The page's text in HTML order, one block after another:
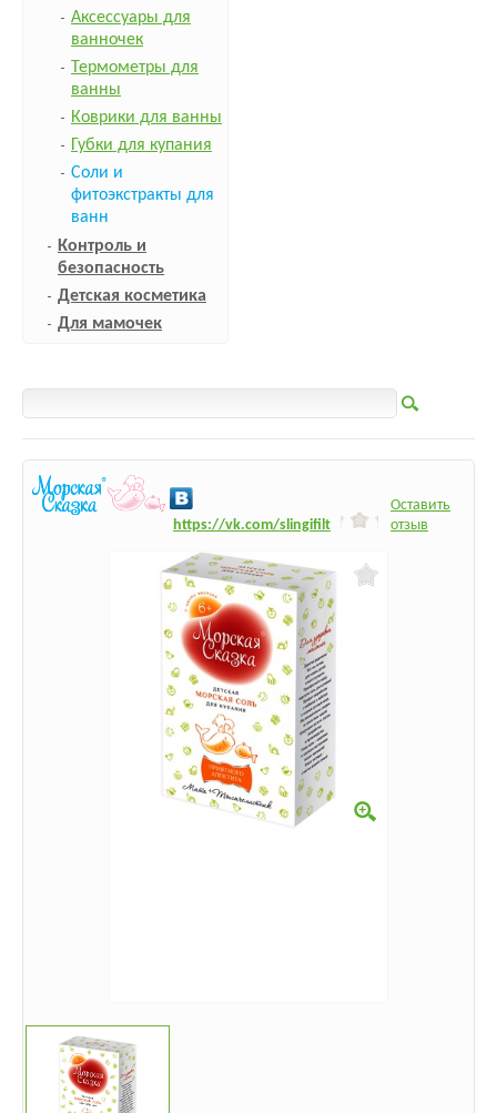
Аксессуары для
ванночек
Термометры для
ванны
Коврики для ванны
Губки для купания
Соли и
фитоэкстракты для
ванн
Контроль и
безопасность
Детская косметика
Для мамочек
https://vk.com/slingifilt
Оставить
отзыв